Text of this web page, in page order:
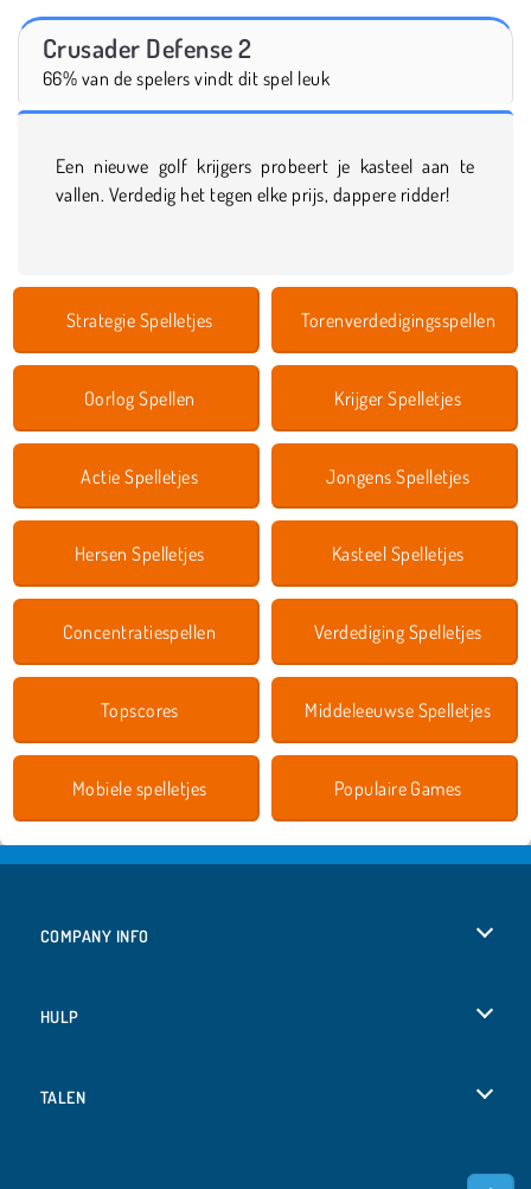
Crusader Defense 2
66% van de spelers vindt dit spel leuk
Een nieuwe golf krijgers probeert je kasteel aan te
vallen. Verdedig het tegen elke prijs, dappere ridder!
Strategie Spelletjes Torenverdedigingsspellen
Oorlog Spellen Krijger Spelletjes
Actie Spelletjes Jongens Spelletjes
Hersen Spelletjes Kasteel Spelletjes
Concentratiespellen Verdediging Spelletjes
Topscores Middeleeuwse Spelletjes
Mobiele spelletjes Populaire Games
COMPANY INFO
HULP
TALEN